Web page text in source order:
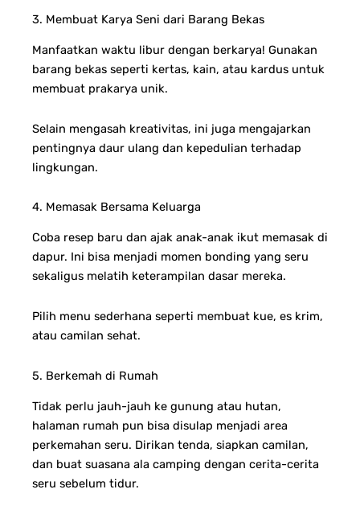
3. Membuat Karya Seni dari Barang Bekas
Manfaatkan waktu libur dengan berkarya! Gunakan
barang bekas seperti kertas, kain, atau kardus untuk
membuat prakarya unik.
Selain mengasah kreativitas, ini juga mengajarkan
pentingnya daur ulang dan kepedulian terhadap
lingkungan.
4. Memasak Bersama Keluarga
Coba resep baru dan ajak anak-anak ikut memasak di
dapur. Ini bisa menjadi momen bonding yang seru
sekaligus melatih keterampilan dasar mereka.
Pilih menu sederhana seperti membuat kue, es krim,
atau camilan sehat.
5. Berkemah di Rumah
Tidak perlu jauh-jauh ke gunung atau hutan,
halaman rumah pun bisa disulap menjadi area
perkemahan seru. Dirikan tenda, siapkan camilan,
dan buat suasana ala camping dengan cerita-cerita
seru sebelum tidur.